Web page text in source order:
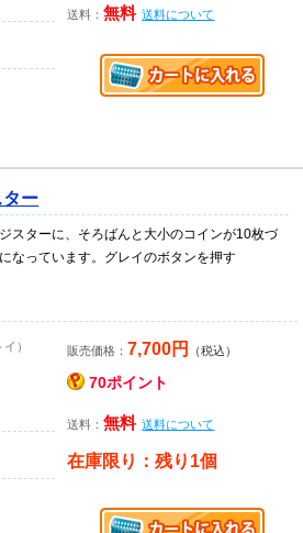
送料：無料 送料について
ター
スターに、そろばんと大小のコインが10枚づ
なっています。グレイのボタンを押す
）
販売価格： 7,700円 （税込）
70ポイント
送料：無料 送料について
在庫限り：残り1個